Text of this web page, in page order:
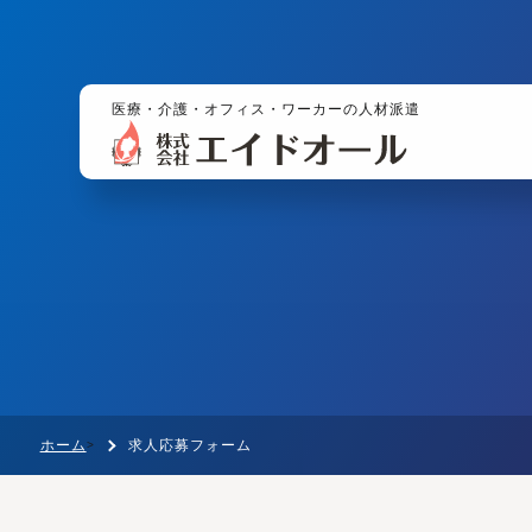
医療・介護・オフィス・ワーカーの人材派遣
ホーム> 求人応募フォーム